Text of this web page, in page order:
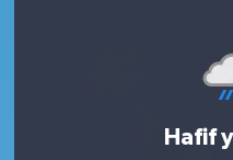
Hafif